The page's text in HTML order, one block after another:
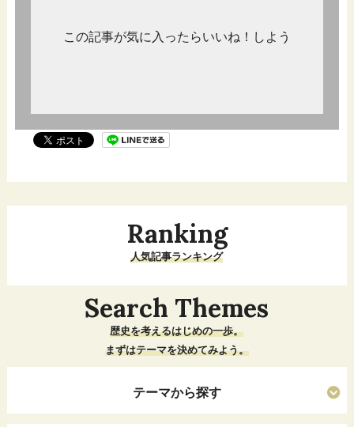
この記事が気に入ったらいいね！しよう
Ranking
人気記事ランキング
Search Themes
歴史を考えるはじめの一歩。
まずはテーマを決めてみよう。
テーマから探す